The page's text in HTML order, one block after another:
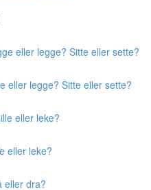
eller legge? Sitte eller sette?
eller legge? Sitte eller sette?
eller leke?
eller leke?
eller dra?